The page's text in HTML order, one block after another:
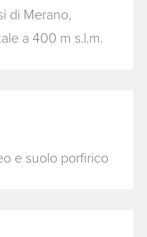
di Merano,
a 400 m s.l.m.
e suolo porfirico